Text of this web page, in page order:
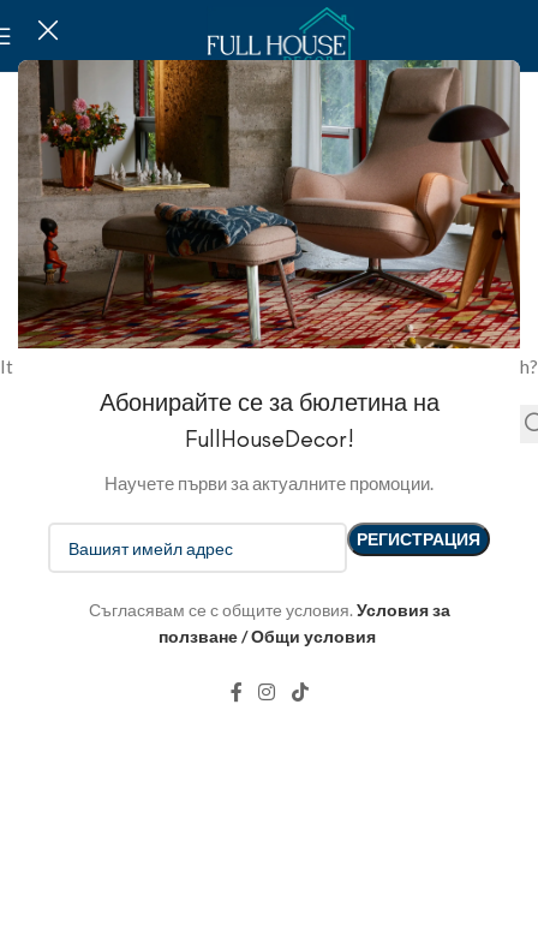
Абонирайте се за бюлетина на
FullHouseDecor!
Научете първи за актуалните промоции.
Съгласявам се с общите условия. Условия за
ползване / Общи условия
NOT FOUND
This is somewhat embarrassing, isn’t it?
It looks like nothing was found at this location. Maybe try a search?